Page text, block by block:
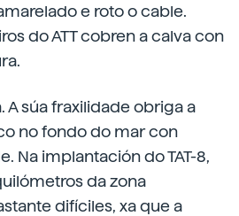
e roto o cable.
do ATT cobren a calva con
A súa fraxilidade obriga a
no fondo do mar con
Na implantación do TAT-8,
da zona
difíciles, xa que a